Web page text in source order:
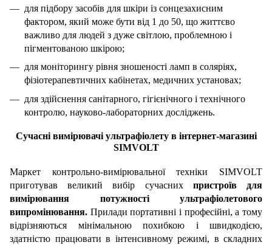
для підбору засобів для шкіри із сонцезахисним
фактором, який може бути від 1 до 50, що життєво
важливо для людей з дуже світлою, проблемною і
пігментованою шкірою;
для моніторингу рівня зношеності ламп в соляріях,
фізіотерапевтичних кабінетах, медичних установах;
для здійснення санітарного, гігієнічного і технічного
контролю, науково-лабораторних досліджень.
Сучасні вимірювачі ультрафіолетув інтернет-магазині
SIMVOLT
Маркет контрольно-вимірювальної техніки SIMVOLT
приготував великий вибір сучасних пристроїв
для
вимірювання потужності ультрафіолетового
випромінювання. Прилади портативні і професійні, а тому
відрізняються мінімальною похибкою і швидкодією,
здатністю працювати в інтенсивному режимі, в складних